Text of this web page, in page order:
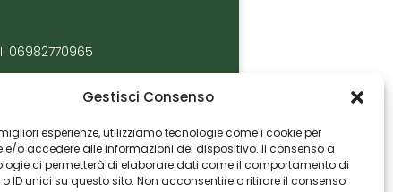
Gestisci Consenso
esperienze, utilizziamo tecnologie come i cookie per
e/o accedere alle informazioni del dispositivo. Il consenso a
ci permetterà di elaborare dati come il comportamento di
ID unici su questo sito. Non acconsentire o ritirare il consenso
06982770965